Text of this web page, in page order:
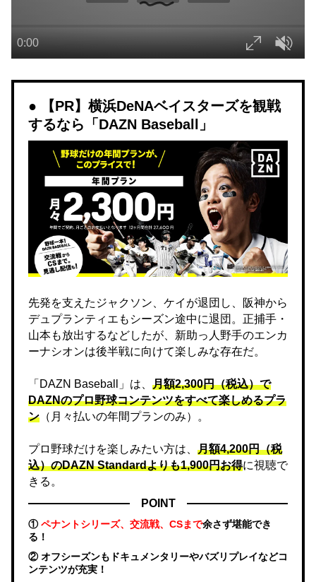
【PR】横浜DeNAベイスターズを観戦
するなら「DAZN Baseball」
先発を支えたジャクソン、ケイが退団し、阪神から
デュプランティエもシーズン途中に退団。正捕手・
山本も放出するなどしたが、新助っ人野手のエンカ
ーナシオンは後半戦に向けて楽しみな存在だ。
「DAZN Baseball」は、 月額2,300円（税込）で
DAZNのプロ野球コンテンツをすべて楽しめるプラ
ン （月々払いの年間プランのみ）。
プロ野球だけを楽しみたい方は、 月額4,200円（税
込）のDAZN Standard​よりも1,900円お得に視聴で
きる。
POINT
①ペナントシリーズ、交流戦、CSまで余さず堪能でき
る！
② オフシーズンもドキュメンタリーやバズリプレイなどコ
ンテンツが充実！